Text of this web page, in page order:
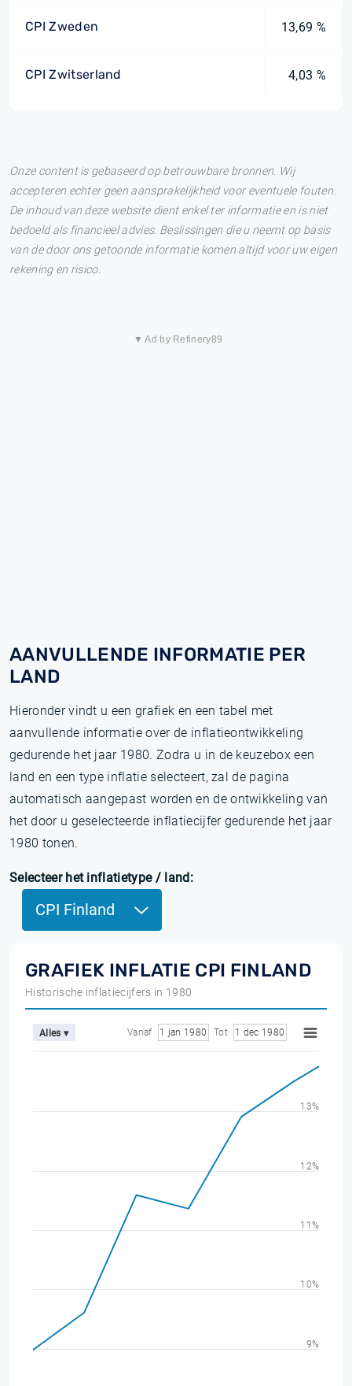
CPI Zweden 13,69 %
CPI Zwitserland 4,03 %
Onze content is gebaseerd op betrouwbare bronnen. Wij
accepteren echter geen aansprakelijkheid voor eventuele fouten.
De inhoud van deze website dient enkel ter informatie en is niet
bedoeld als financieel advies. Beslissingen die u neemt op basis
van de door ons getoonde informatie komen altijd voor uw eigen
rekening en risico.
▼ Ad by Refinery89
AANVULLENDE INFORMATIE PER
LAND
Hieronder vindt u een grafiek en een tabel met
aanvullende informatie over de inflatieontwikkeling
gedurende het jaar 1980. Zodra u in de keuzebox een
land en een type inflatie selecteert, zal de pagina
automatisch aangepast worden en de ontwikkeling van
het door u geselecteerde inflatiecijfer gedurende het jaar
1980 tonen.
Selecteer het inflatietype / land:
CPI Finland
GRAFIEK INFLATIE CPI FINLAND
Historische inflatiecijfers in 1980
Alles ▾ Vanaf 1 jan 1980 Tot 1 dec 1980
9%
10%
11%
12%
13%